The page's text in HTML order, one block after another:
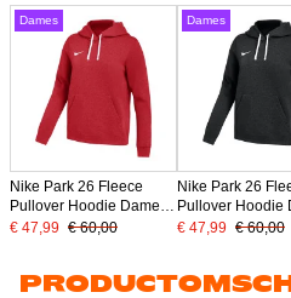
Dames
Nike Park 26 Fleece
Pullover Hoodie Dames
Rood Wit
€ 47,99 € 60,00
Dames
Nike Park 26
Pullover Hoodie
Zwart Wit
€ 47,99 € 60,00